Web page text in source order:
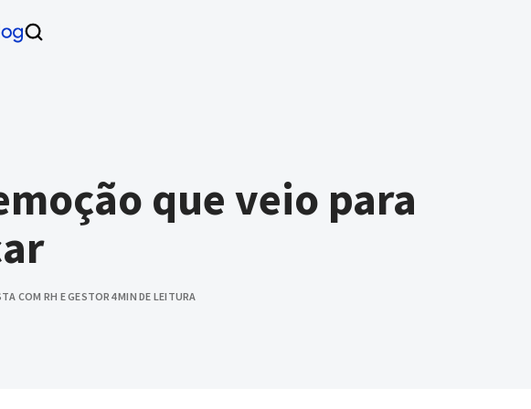
que veio para
COM RH E GESTOR 4 MIN DE LEITURA